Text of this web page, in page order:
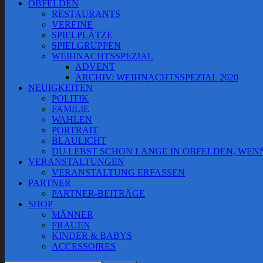
OBFELDEN
RESTAURANTS
VEREINE
SPIELPLÄTZE
SPIELGRUPPEN
WEIHNACHTSSPEZIAL
ADVENT
ARCHIV: WEIHNACHTSSPEZIAL 2020
NEUIGKEITEN
POLITIK
FAMILIE
WAHLEN
PORTRAIT
BLAULICHT
DU LEBST SCHON LANGE IN OBFELDEN,
VERANSTALTUNGEN
VERANSTALTUNG ERFASSEN
PARTNER
PARTNER-BEITRÄGE
SHOP
MÄNNER
FRAUEN
KINDER & BABYS
ACCESSOIRES